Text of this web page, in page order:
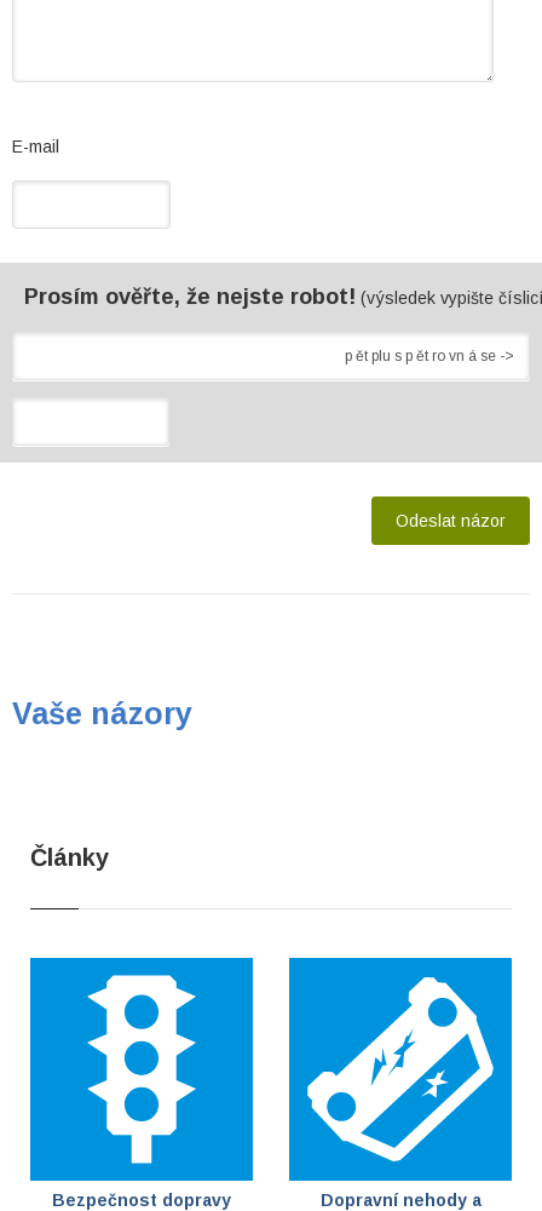
E-mail
Prosím ověřte, že nejste robot! (výsledek vypište
Vaše názory
Články
Bezpečnost dopravy
Dopravní nehody a